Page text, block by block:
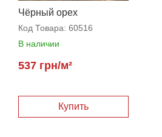
Чёрный орех
Код Товара: 60516
В наличии
537 грн/м²